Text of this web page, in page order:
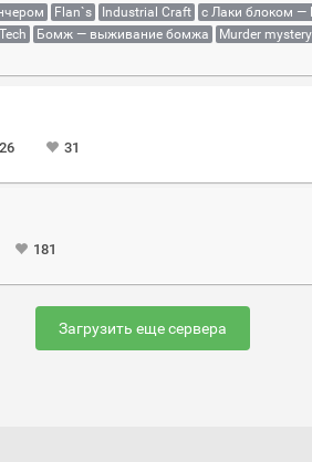
Flan`s Industrial Craft с Лаки блоком —
Бомж — выживание бомжа Murder
31
181
Загрузить еще сервера